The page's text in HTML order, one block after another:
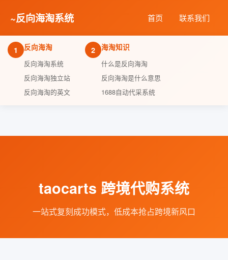
~反向海淘系统 首页 联系我们
1
反向海淘
反向海淘系统
反向海淘独立站
反向海淘的英文
2
海淘知识
什么是反向海淘
反向海淘是什么意思
1688自动代采系统
taocarts 跨境代购系统
一站式复刻成功模式，低成本抢占跨境新风口